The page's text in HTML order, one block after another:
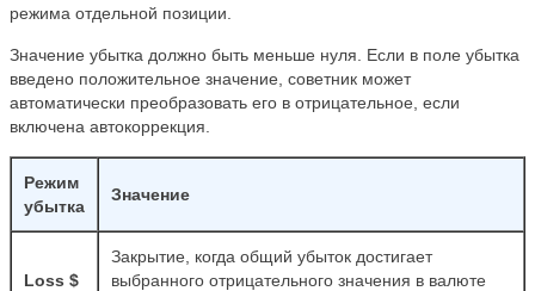
режима отдельной позиции.
Значение убытка должно быть меньше нуля. Если в поле убытка
введено положительное значение, советник может
автоматически преобразовать его в отрицательное, если
включена автокоррекция.
Режим
убытка
Значение
Loss $
Закрытие, когда общий убыток достигает
выбранного отрицательного значения в валюте